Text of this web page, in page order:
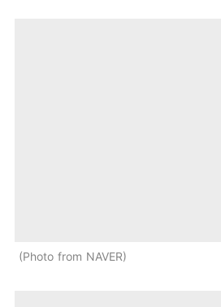
Photo from NAVER